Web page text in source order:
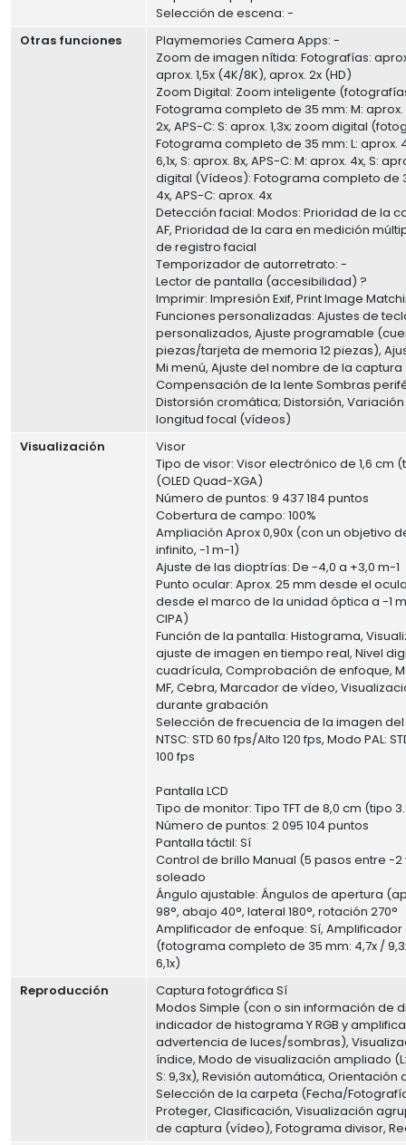
Selección de escena: -
Otras funciones
Playmemories Camera Apps: -
Zoom de imagen nítida: Fotografías:
aprox. 1,5x (4K/8K), aprox. 2x (HD)
Zoom Digital: Zoom inteligente
Fotograma completo de 35 mm: M: aprox.
2x, APS-C: S: aprox. 1,3x; zoom digital
Fotograma completo de 35 mm: L: aprox.
6,1x, S: aprox. 8x, APS-C: M: aprox. 4x, S:
digital (Vídeos): Fotograma completo de
4x, APS-C: aprox. 4x
Detección facial: Modos: Prioridad de la
AF, Prioridad de la cara en medición
de registro facial
Temporizador de autorretrato: -
Lector de pantalla (accesibilidad) ?
Imprimir: Impresión Exif, Print Image
Funciones personalizadas: Ajustes de
personalizados, Ajuste programable
piezas/tarjeta de memoria 12 piezas),
Mi menú, Ajuste del nombre de la captura
Compensación de la lente Sombras
Distorsión cromática; Distorsión,
longitud focal (vídeos)
Visualización
Visor
Tipo de visor: Visor electrónico de 1,6 cm
(OLED Quad-XGA)
Número de puntos: 9 437 184 puntos
Cobertura de campo: 100%
Ampliación Aprox 0,90x (con un objetivo
infinito, -1 m-1)
Ajuste de las dioptrías: De -4,0 a +3,0 m-1
Punto ocular: Aprox. 25 mm desde el
desde el marco de la unidad óptica a -1
CIPA)
Función de la pantalla: Histograma,
ajuste de imagen en tiempo real, Nivel
cuadrícula, Comprobación de enfoque,
MF, Cebra, Marcador de vídeo,
durante grabación
Selección de frecuencia de la imagen
NTSC: STD 60 fps/Alto 120 fps, Modo PAL:
100 fps
Pantalla LCD
Tipo de monitor: Tipo TFT de 8,0 cm (tipo
Número de puntos: 2 095 104 puntos
Pantalla táctil: Sí
Control de brillo Manual (5 pasos entre -
soleado
Ángulo ajustable: Ángulos de apertura
98°, abajo 40°, lateral 180°, rotación 270°
Amplificador de enfoque: Sí,
(fotograma completo de 35 mm: 4,7x /
6,1x)
Reproducción
Captura fotográfica Sí
Modos Simple (con o sin información de
indicador de histograma Y RGB y
advertencia de luces/sombras),
índice, Modo de visualización ampliado (L:
S: 9,3x), Revisión automática, Orientación
Selección de la carpeta (Fecha/
Proteger, Clasificación, Visualización
de captura (vídeo), Fotograma divisor,